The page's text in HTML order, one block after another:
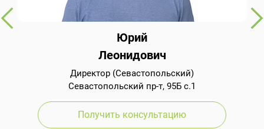
Юрий
Леонидович
Директор (Севастопольский)
Севастопольский пр-т, 95Б с.1
Получить консультацию